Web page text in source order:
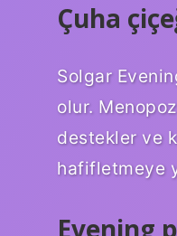
Çuha
Solgar
olur.
destekler ve
hafifletmeye
Evening